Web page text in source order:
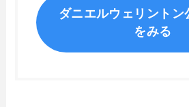
ダニエルウェリントン
をみる